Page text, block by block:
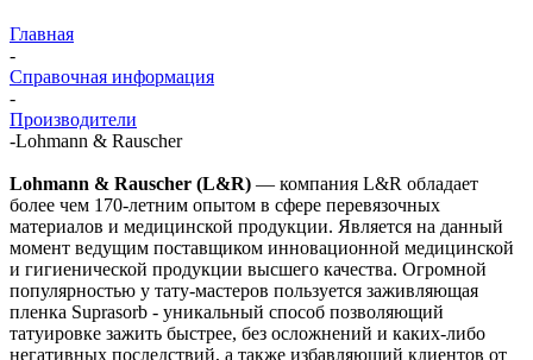
Главная
-
Справочная информация
-
Производители
-Lohmann & Rauscher
Lohmann & Rauscher (L&R) ― компания L&R обладает
более чем 170-летним опытом в сфере перевязочных
материалов и медицинской продукции. Является на данный
момент ведущим поставщиком инновационной медицинской
и гигиенической продукции высшего качества. Огромной
популярностью у тату-мастеров пользуется заживляющая
пленка Suprasorb - уникальный способ позволяющий
татуировке зажить быстрее, без осложнений и каких-либо
негативных последствий, а также избавляющий клиентов от